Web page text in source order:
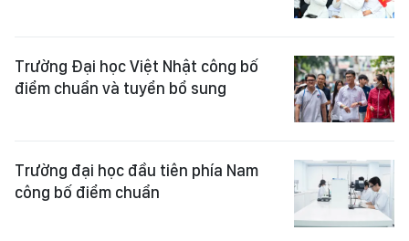
Trường Đại học Việt Nhật công bố
điểm chuẩn và tuyển bổ sung
Trường đại học đầu tiên phía Nam
công bố điểm chuẩn